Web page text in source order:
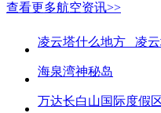
查看更多航空资讯>>
凌云塔什么地方_ 凌
海泉湾神秘岛
万达长白山国际度假